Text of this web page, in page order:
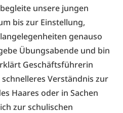
unsere jungen
bis zur Einstellung,
genauso
Übungsabende und bin
Geschäftsführerin
Verständnis zur
Haares oder in Sachen
zur schulischen